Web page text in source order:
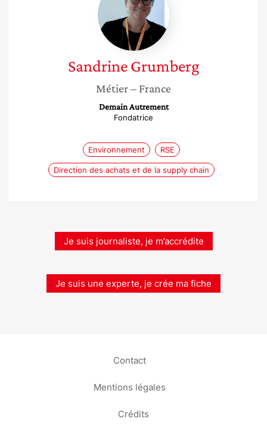
Sandrine Grumberg
Métier– France
Demain Autrement
Fondatrice
Environnement RSE
Direction des achats et de la supply chain
Je suis journaliste, je m’accrédite
Je suis une experte, je crée ma fiche
Contact
Mentions légales
Crédits